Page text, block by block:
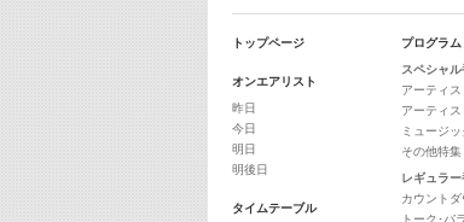
トップページ
オンエアリスト
昨日
今日
明日
明後日
タイムテーブル
プログラム
スペシャル
アーティ
アーティ
ミュージ
その他特集
レギュラー
カウント
トーク･バ